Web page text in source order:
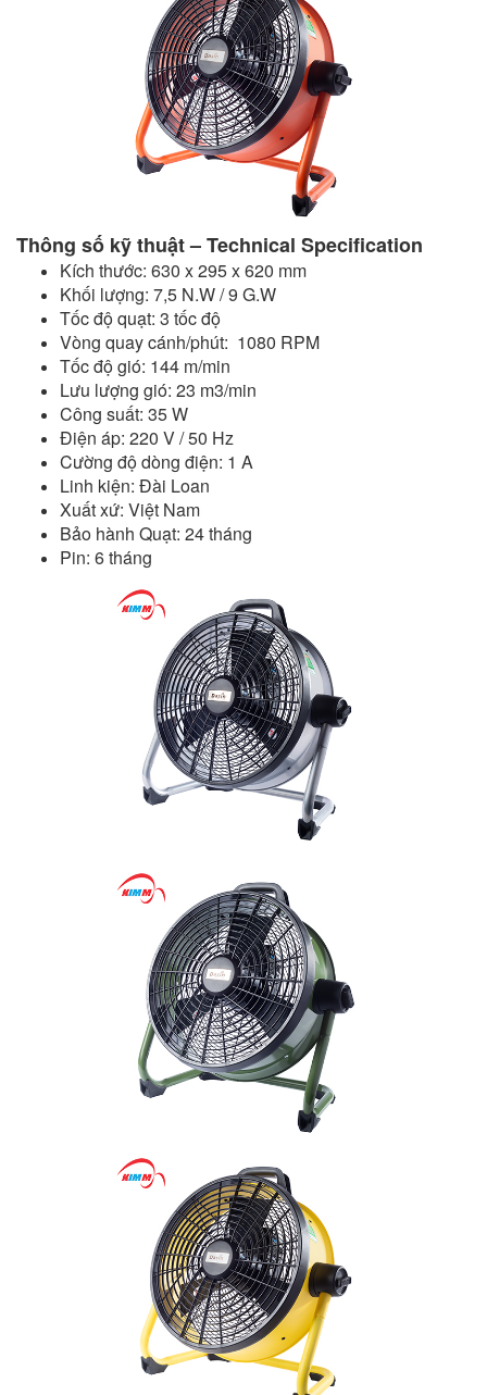
Thông số kỹ thuật – Technical Specification
Kích thước: 630 x 295 x 620 mm
Khối lượng: 7,5 N.W / 9 G.W
Tốc độ quạt: 3 tốc độ
Vòng quay cánh/phút: 1080 RPM
Tốc độ gió: 144 m/min
Lưu lượng gió: 23 m3/min
Công suất: 35 W
Điện áp: 220 V / 50 Hz
Cường độ dòng điện: 1 A
Linh kiện: Đài Loan
Xuất xứ: Việt Nam
Bảo hành Quạt: 24 tháng
Pin: 6 tháng